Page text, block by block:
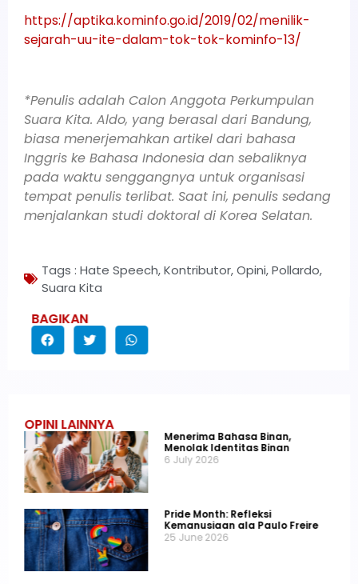
https://aptika.kominfo.go.id/2019/02/menilik-
sejarah-uu-ite-dalam-tok-tok-kominfo-13/
*Penulis adalah Calon Anggota Perkumpulan
Suara Kita. Aldo, yang berasal dari Bandung,
biasa menerjemahkan artikel dari bahasa
Inggris ke Bahasa Indonesia dan sebaliknya
pada waktu senggangnya untuk organisasi
tempat penulis terlibat. Saat ini, penulis sedang
menjalankan studi doktoral di Korea Selatan.
Tags : Hate Speech,Kontributor,Opini,Pollardo,
Suara Kita
BAGIKAN
OPINI LAINNYA
Menerima Bahasa Binan,
Menolak Identitas Binan
6 July 2026
Pride Month: Refleksi
Kemanusiaan ala Paulo Freire
25 June 2026